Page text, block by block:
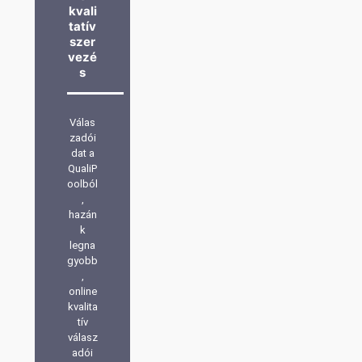
kvali
tatív
szer
vezé
s
Válas
zadói
dat a
QualiP
oolból
hazán
k
legna
gyobb
online
kvalita
tív
válasz
adói